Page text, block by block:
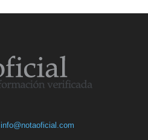
info@notaoficial.com